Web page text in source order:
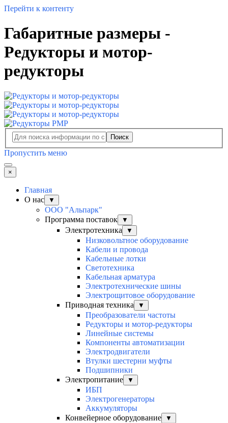
Перейти к контенту
Габаритные размеры -
Редукторы и мотор-
редукторы
Поиск
Пропустить меню
×
Главная
О нас
▼
ООО "Альпарк"
Программа поставок
▼
Электротехника ▼
Низковольтное оборудование
Кабели и провода
Кабельные лотки
Светотехника
Кабельная арматура
Электротехнические шины
Электрощитовое оборудование
Приводная техника
▼
Преобразователи частоты
Редукторы и мотор-редукторы
Линейные системы
Компоненты автоматизации
Электродвигатели
Втулки шестерни муфты
Подшипники
Электропитание
▼
ИБП
Электрогенераторы
Аккумуляторы
Конвейерное оборудование
▼